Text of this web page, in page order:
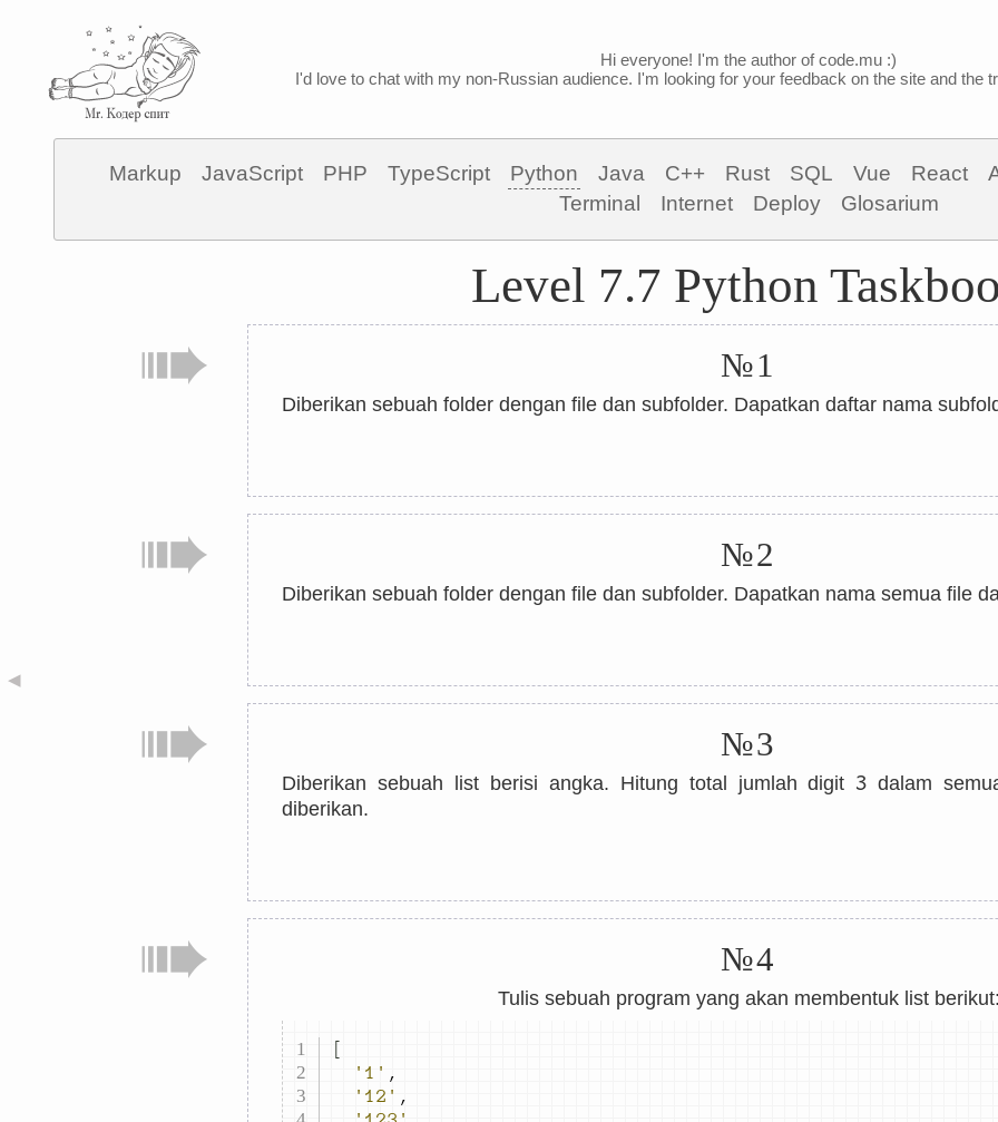
Hi everyone! I'm the author of code.mu :)
I'd love to chat with my non-Russian audience. I'm looking for your feedback on the site and the
Markup JavaScript PHP TypeScript Python Java C++ Rust SQL Vue React
Terminal
Internet Deploy Glosarium
◀
Level 7.7 Python
№1
Diberikan sebuah folder dengan file dan subfolder. Dapatkan daftar nama
№2
Diberikan sebuah folder dengan file dan subfolder. Dapatkan nama semua file
№3
Diberikan sebuah list berisi angka. Hitung total jumlah digit 3 dalam
diberikan.
№4
Tulis sebuah program yang akan membentuk list
[
'1' ,
'12' ,